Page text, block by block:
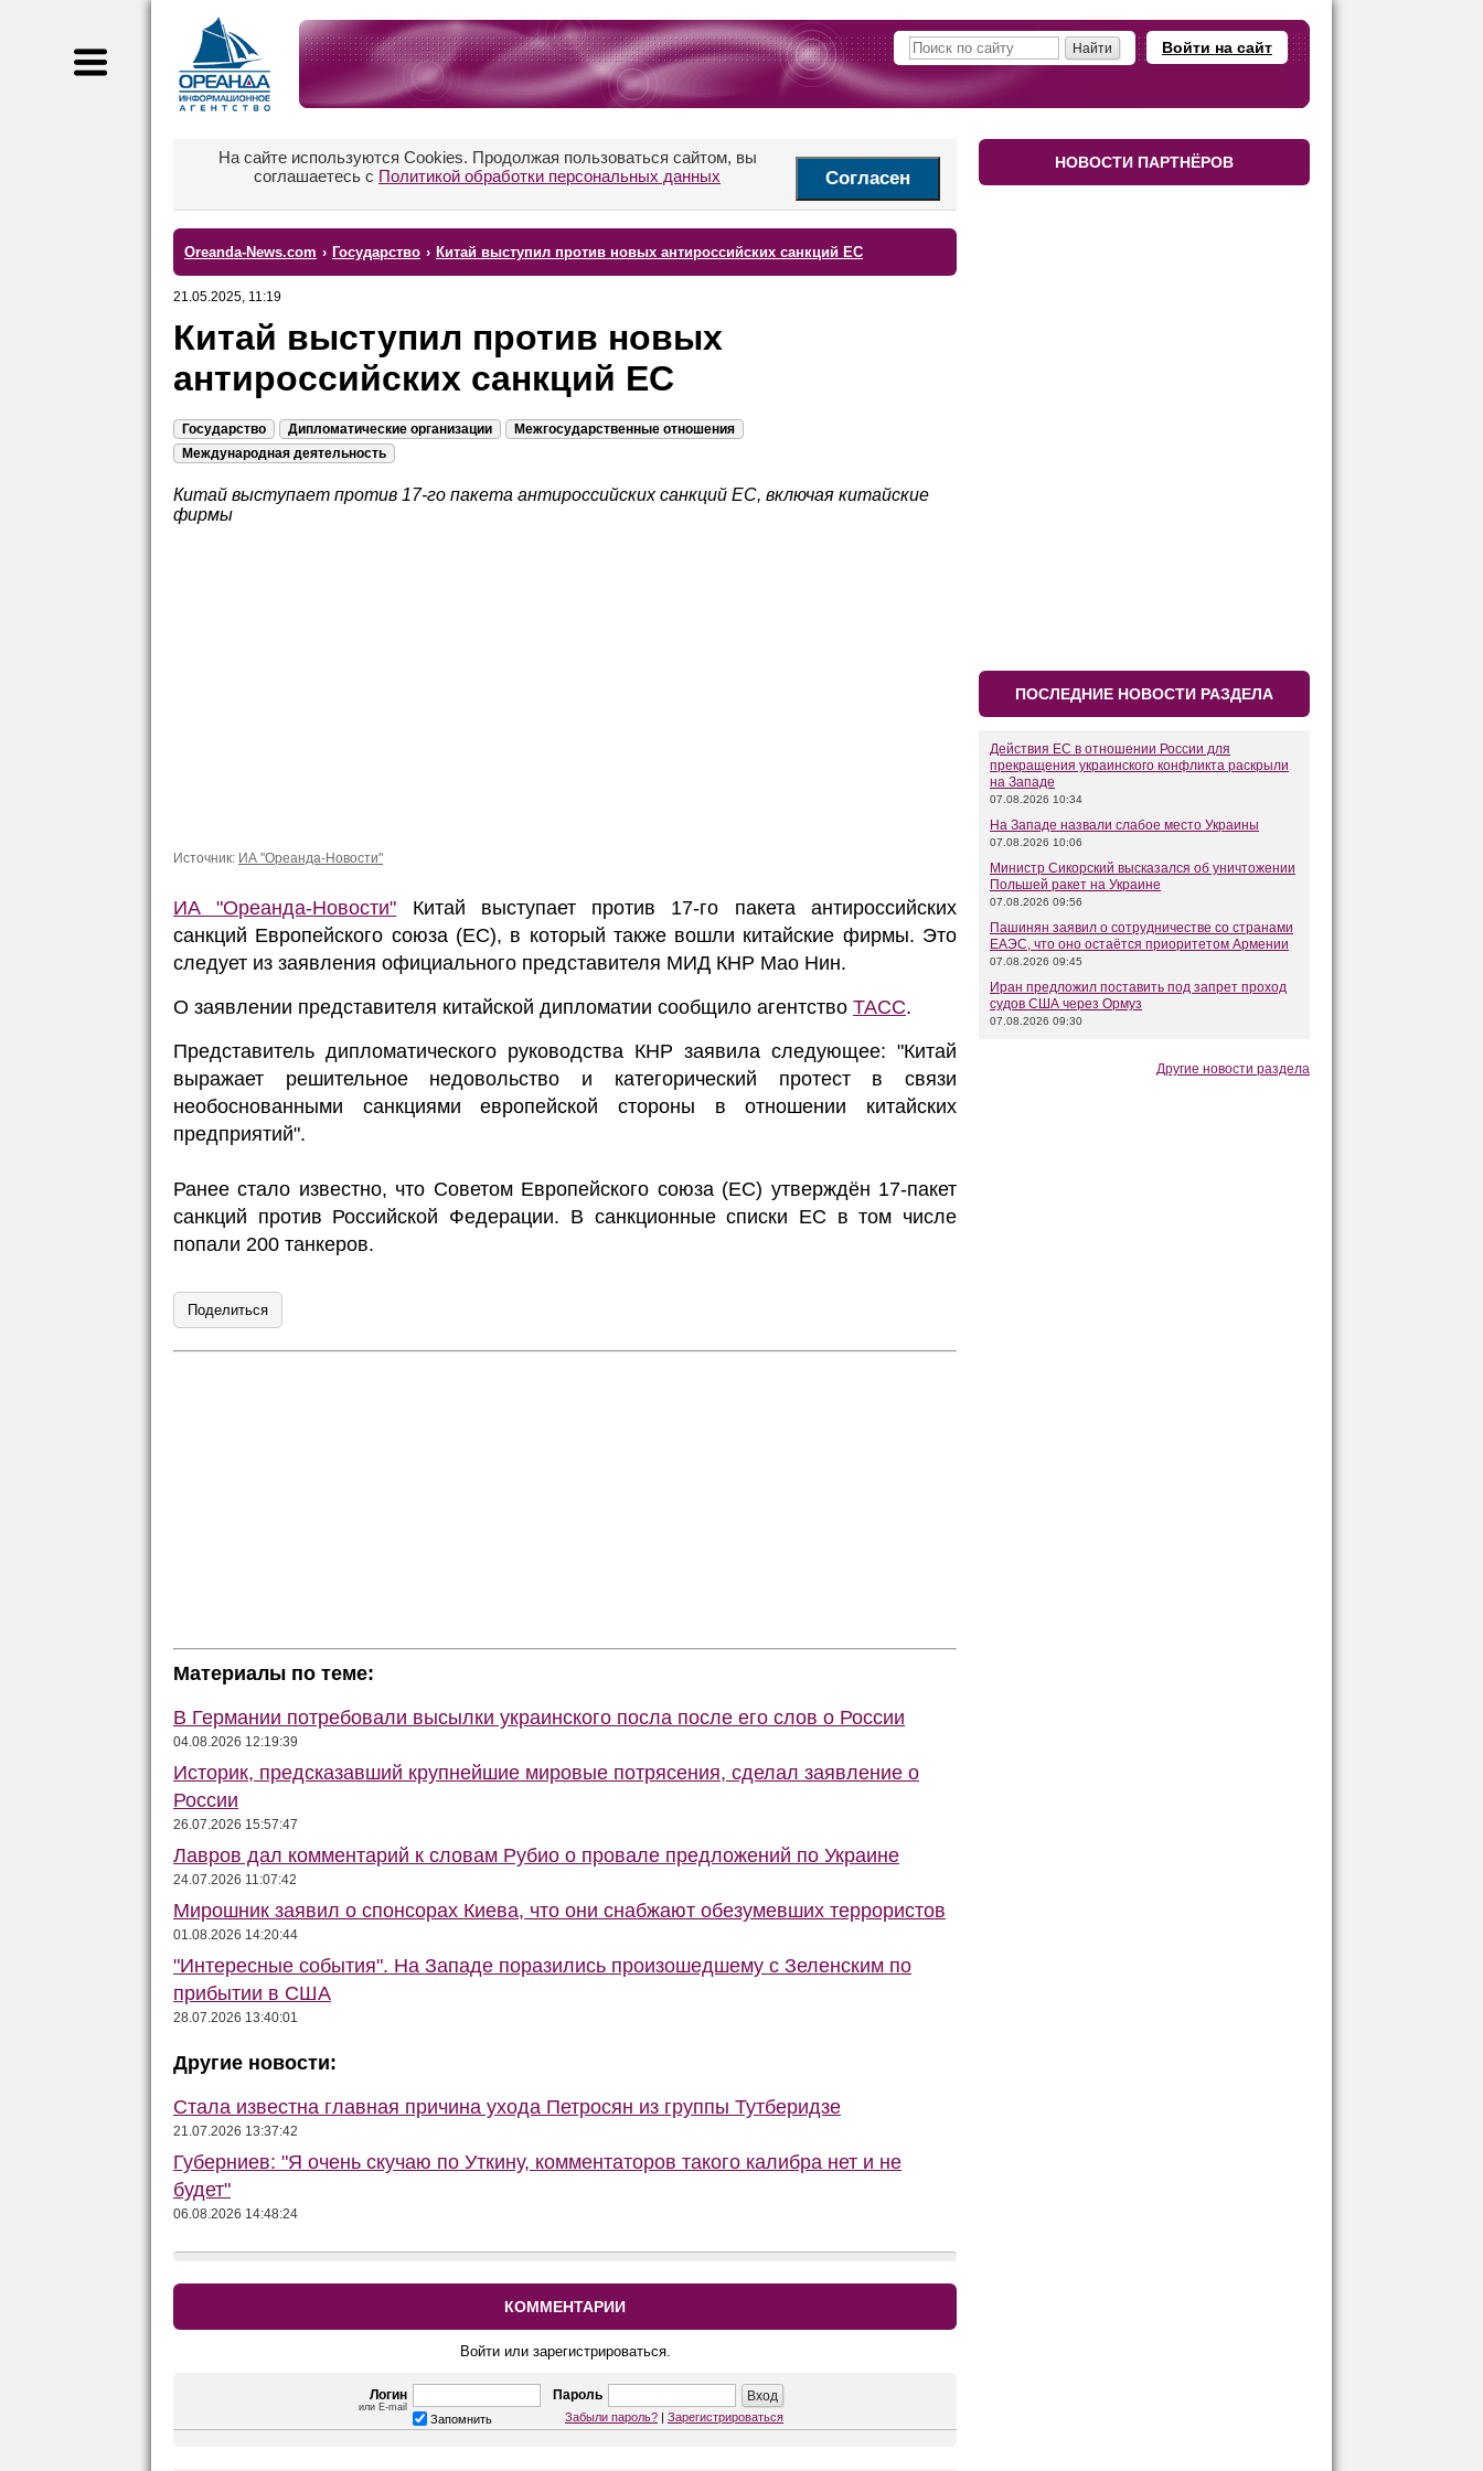
Войти на сайт
На сайте используются Cookies. Продолжая пользоваться сайтом, вы
соглашаетесь с Политикой обработки персональных данных Согласен
Oreanda-News.com › Государство › Китай выступил против новых антироссийских санкций ЕС
21.05.2025, 11:19
Китай выступил против новых
антироссийских санкций ЕС
Государство Дипломатические организации
Межгосударственные отношения
Международная деятельность
Китай выступает против 17-го пакета антироссийских санкций ЕС, включая китайские
фирмы
Источник: ИА "Ореанда-Новости"
ИА "Ореанда-Новости" Китай выступает против 17-го пакета антироссийских
санкций Европейского союза (ЕС), в который также вошли китайские фирмы. Это
следует из заявления официального представителя МИД КНР Мао Нин.
О заявлении представителя китайской дипломатии сообщило агентство ТАСС.
Представитель дипломатического руководства КНР заявила следующее: "Китай
выражает решительное недовольство и категорический протест в связи
необоснованными санкциями европейской стороны в отношении китайских
предприятий".
Ранее стало известно, что Советом Европейского союза (ЕС) утверждён 17-пакет
санкций против Российской Федерации. В санкционные списки ЕС в том числе
попали 200 танкеров.
Поделиться
Материалы по теме:
В Германии потребовали высылки украинского посла после его слов о России
04.08.2026 12:19:39
Историк, предсказавший крупнейшие мировые потрясения, сделал заявление о
России
26.07.2026 15:57:47
Лавров дал комментарий к словам Рубио о провале предложений по Украине
24.07.2026 11:07:42
Мирошник заявил о спонсорах Киева, что они снабжают обезумевших террористов
01.08.2026 14:20:44
"Интересные события". На Западе поразились произошедшему с Зеленским по
прибытии в США
28.07.2026 13:40:01
Другие новости:
Стала известна главная причина ухода Петросян из группы Тутберидзе
21.07.2026 13:37:42
Губерниев: "Я очень скучаю по Уткину, комментаторов такого калибра нет и не
будет"
06.08.2026 14:48:24
КОММЕНТАРИИ
Войти или зарегистрироваться.
Логин
или E-mail
Пароль
Запомнить Забыли пароль? | Зарегистрироваться
НОВОСТИ ПАРТНЁРОВ
ПОСЛЕДНИЕ НОВОСТИ РАЗДЕЛА
Действия ЕС в отношении России для
прекращения украинского конфликта раскрыли
на Западе
07.08.2026 10:34
На Западе назвали слабое место Украины
07.08.2026 10:06
Министр Сикорский высказался об уничтожении
Польшей ракет на Украине
07.08.2026 09:56
Пашинян заявил о сотрудничестве со странами
ЕАЭС, что оно остаётся приоритетом Армении
07.08.2026 09:45
Иран предложил поставить под запрет проход
судов США через Ормуз
07.08.2026 09:30
Другие новости раздела